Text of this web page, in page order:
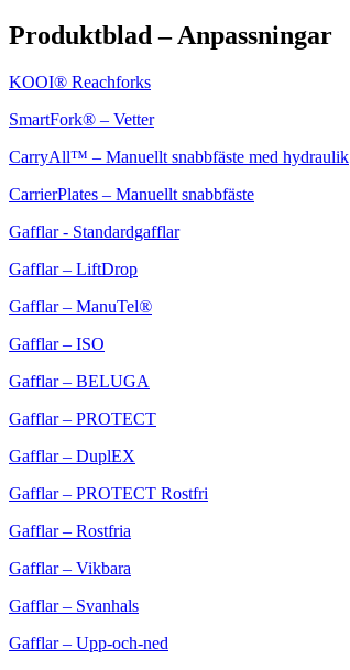
Produktblad – Anpassningar
KOOI® Reachforks
SmartFork® – Vetter
CarryAll™ – Manuellt snabbfäste med hydraulik
CarrierPlates – Manuellt snabbfäste
Gafflar - Standardgafflar
Gafflar – LiftDrop
Gafflar – ManuTel®
Gafflar – ISO
Gafflar – BELUGA
Gafflar – PROTECT
Gafflar – DuplEX
Gafflar – PROTECT Rostfri
Gafflar – Rostfria
Gafflar – Vikbara
Gafflar – Svanhals
Gafflar – Upp-och-ned